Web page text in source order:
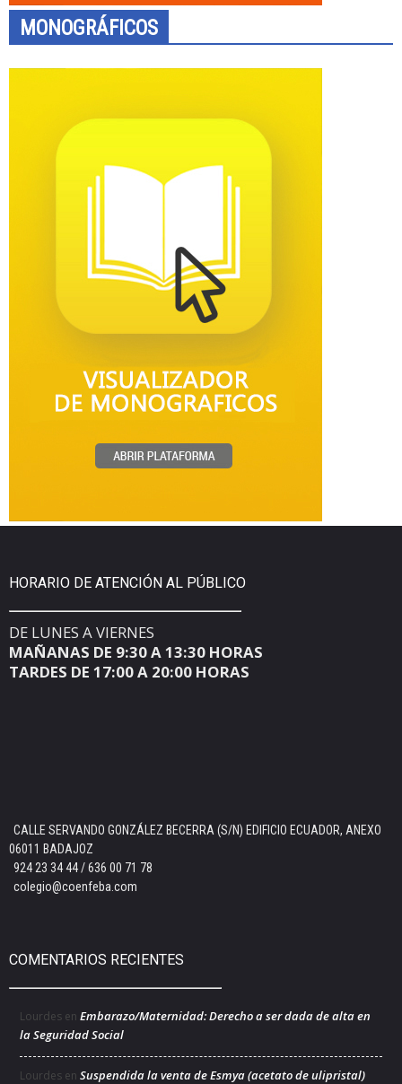
MONOGRÁFICOS
HORARIO DE ATENCIÓN AL PÚBLICO
DE LUNES A VIERNES
MAÑANAS DE 9:30 A 13:30 HORAS
TARDES DE 17:00 A 20:00 HORAS
CALLE SERVANDO GONZÁLEZ BECERRA (S/N) EDIFICIO ECUADOR, ANEXO
06011 BADAJOZ
924 23 34 44 / 636 00 71 78
colegio@coenfeba.com
COMENTARIOS RECIENTES
Lourdes en Embarazo/Maternidad: Derecho a ser dada de alta en
la Seguridad Social
Lourdes en Suspendida la venta de Esmya (acetato de ulipristal)